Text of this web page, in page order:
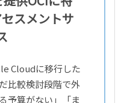
スメントサ
Cloudに移行した
比較検討段階で外
予算がない」「ま